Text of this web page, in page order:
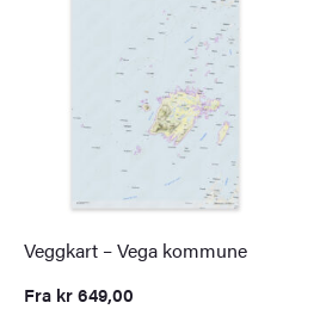
Veggkart – Vega kommune
Fra kr649,00